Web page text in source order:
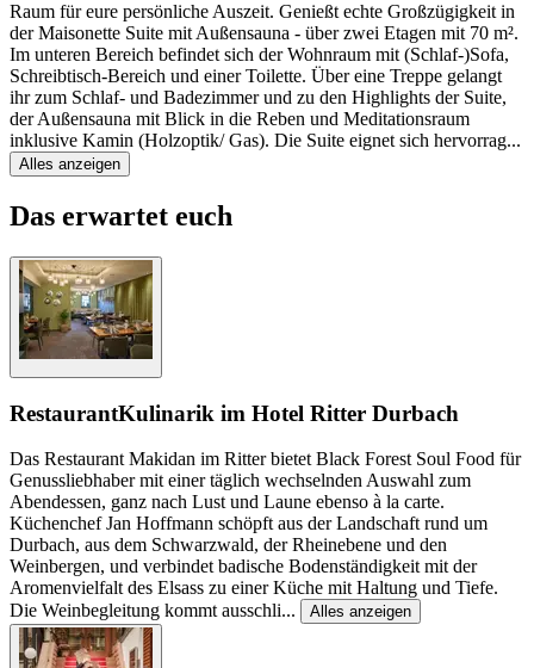
Raum für eure persönliche Auszeit. Genießt echte Großzügigkeit in
der Maisonette Suite mit Außensauna - über zwei Etagen mit 70 m².
Im unteren Bereich befindet sich der Wohnraum mit (Schlaf-)Sofa,
Schreibtisch-Bereich und einer Toilette. Über eine Treppe gelangt
ihr zum Schlaf- und Badezimmer und zu den Highlights der Suite,
der Außensauna mit Blick in die Reben und Meditationsraum
inklusive Kamin (Holzoptik/ Gas). Die Suite eignet sich hervorrag...
Alles anzeigen
Das erwartet euch
RestaurantKulinarik im Hotel Ritter Durbach
Das Restaurant Makidan im Ritter bietet Black Forest Soul Food für
Genussliebhaber mit einer täglich wechselnden Auswahl zum
Abendessen, ganz nach Lust und Laune ebenso à la carte.
Küchenchef Jan Hoffmann schöpft aus der Landschaft rund um
Durbach, aus dem Schwarzwald, der Rheinebene und den
Weinbergen, und verbindet badische Bodenständigkeit mit der
Aromenvielfalt des Elsass zu einer Küche mit Haltung und Tiefe.
Die Weinbegleitung kommt ausschli... Alles anzeigen